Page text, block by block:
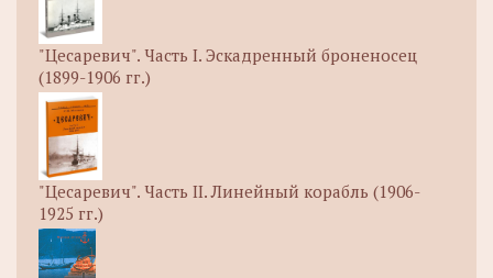
"Цесаревич". Часть I. Эскадренный броненосец
(1899-1906 гг.)
"Цесаревич". Часть II. Линейный корабль (1906-
1925 гг.)